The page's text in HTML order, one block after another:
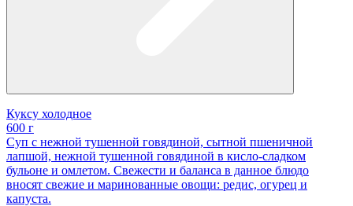
Куксу холодное
600 г
Суп с нежной тушенной говядиной, сытной пшеничной
лапшой, нежной тушенной говядиной в кисло-сладком
бульоне и омлетом. Свежести и баланса в данное блюдо
вносят свежие и маринованные овощи: редис, огурец и
капуста.